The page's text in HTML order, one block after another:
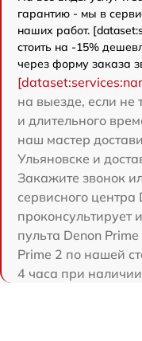
гарантию - мы в
наших работ.
стоить на -15%
через форму заказа
на выезде, если не
и длительного
наш мастер
Ульяновске и
Закажите звонок
сервисного центра
проконсультирует
пульта Denon
Prime 2 по нашей
4 часа при